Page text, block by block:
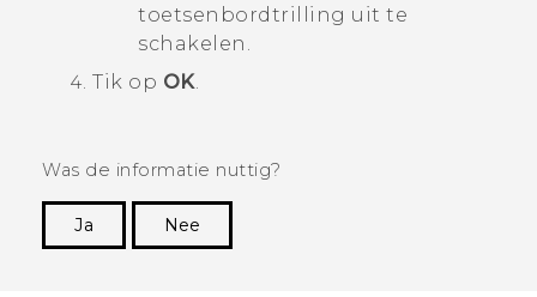
toetsenbordtrilling uit te
schakelen.
Tik op OK.
Was de informatie nuttig?
Ja
Nee